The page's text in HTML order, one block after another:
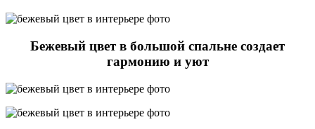
Бежевый цвет в большой спальне создает
гармонию и уют